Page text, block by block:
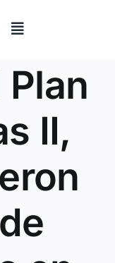
Toggle
II,